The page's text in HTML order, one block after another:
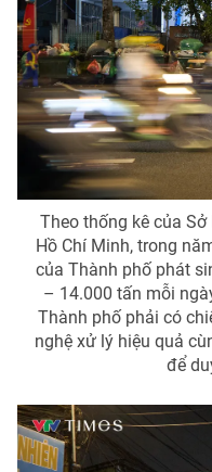
Theo thống kê của
Hồ Chí Minh, trong
của Thành phố phát
– 14.000 tấn mỗi
Thành phố phải có
nghệ xử lý hiệu quả
để